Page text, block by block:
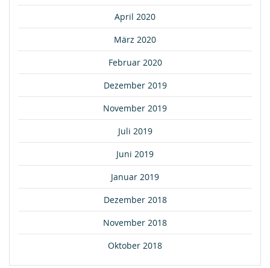
April 2020
März 2020
Februar 2020
Dezember 2019
November 2019
Juli 2019
Juni 2019
Januar 2019
Dezember 2018
November 2018
Oktober 2018